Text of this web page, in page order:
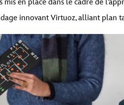
mis en place dans le cadre de
innovant Virtuoz, alliant plan